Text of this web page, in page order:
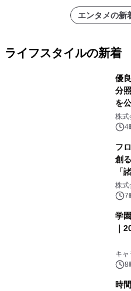
エンタメの新
ライフスタイルの新着
優
分
を
株式
4
フ
創
「
(日)
株式
7
学
｜
キ
デザ
8
時